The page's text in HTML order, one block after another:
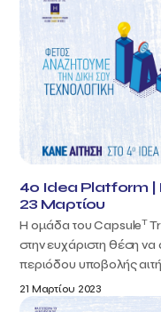
4o Idea Platform |
23 Μαρτίου
Η ομάδα του CapsuleT
στην ευχάριστη θέση
περιόδου υποβολής
21 Μαρτίου 2023